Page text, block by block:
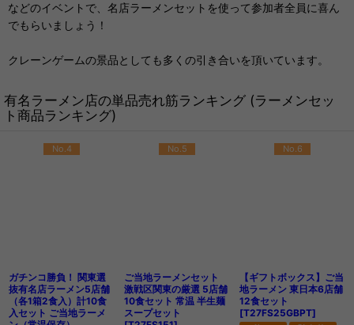
などのイベントで、名店ラーメンセットを使って参加者全員に喜ん
でもらいましょう！
クレーンゲームの景品としても多くの引き合いを頂いています。
有名ラーメン店の単品売れ筋ランキング (ラーメンセッ
ト商品ランキング)
No.4
ガチンコ勝負！ 関東選
抜有名店ラーメン5店舗
（各1箱2食入）計10食
入セット ご当地ラーメ
No.5
ご当地ラーメンセット
激戦区関東の厳選 5店舗
10食セット 常温 半生麺
スープセット
No.6
【ギフトボックス】ご当
地ラーメン 東日本6店舗
12食セット
[T27FS25GBPT]